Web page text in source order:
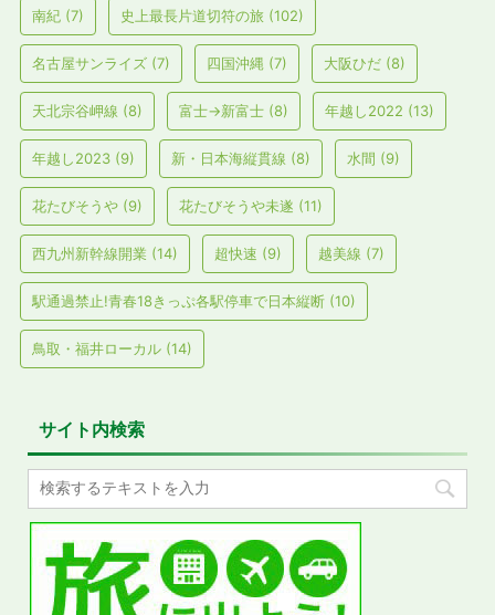
南紀 (7) 史上最長片道切符の旅 (102)
名古屋サンライズ (7) 四国沖縄 (7) 大阪ひだ (8)
天北宗谷岬線 (8) 富士→新富士 (8) 年越し2022 (13)
年越し2023 (9) 新・日本海縦貫線 (8) 水間 (9)
花たびそうや (9) 花たびそうや未遂 (11)
西九州新幹線開業 (14) 超快速 (9) 越美線 (7)
駅通過禁止!青春18きっぷ各駅停車で日本縦断 (10)
鳥取・福井ローカル (14)
サイト内検索